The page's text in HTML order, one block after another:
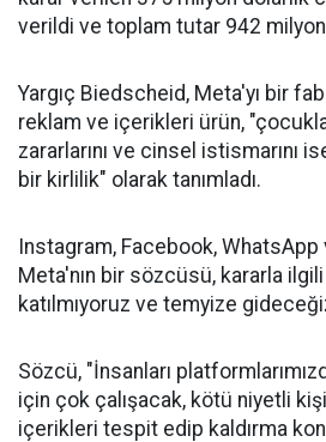
verildi ve toplam tutar 942 milyon
Yargıç Biedscheid, Meta'yı bir
reklam ve içerikleri ürün,
zararlarını ve cinsel istismarını
bir kirlilik" olarak tanımladı.
Instagram, Facebook,
Meta'nın bir sözcüsü, kararla
katılmıyoruz ve temyize
Sözcü, "İnsanları
için çok çalışacak, kötü niyetli
içerikleri tespit edip kaldırma